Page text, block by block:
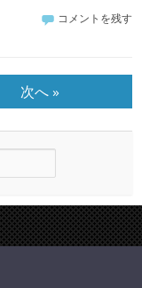
コメントを残す
次へ »